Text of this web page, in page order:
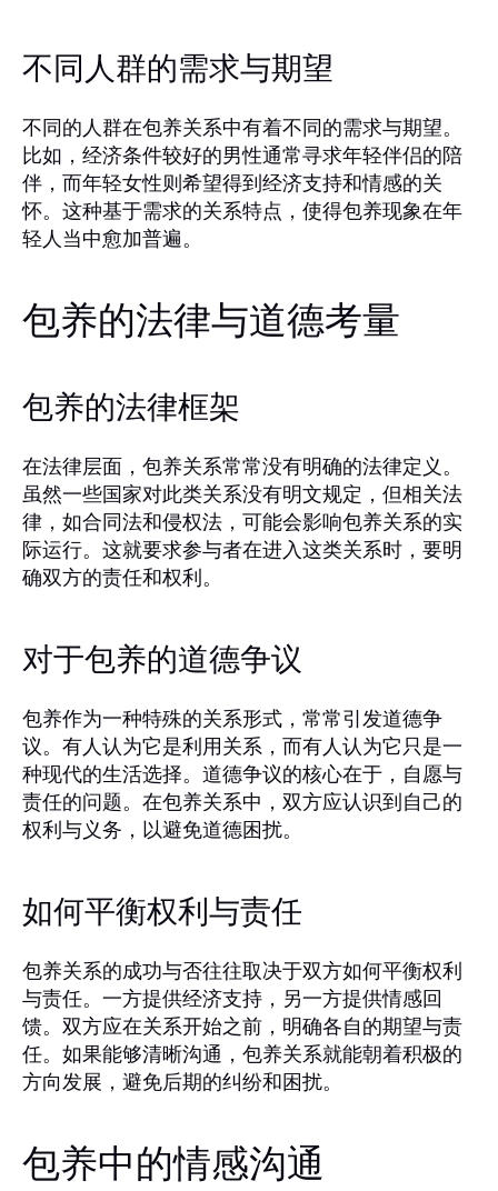
不同人群的需求与期望
不同的人群在包养关系中有着不同的需求与期望。
比如，经济条件较好的男性通常寻求年轻伴侣的陪
伴，而年轻女性则希望得到经济支持和情感的关
怀。这种基于需求的关系特点，使得包养现象在年
轻人当中愈加普遍。
包养的法律与道德考量
包养的法律框架
在法律层面，包养关系常常没有明确的法律定义。
虽然一些国家对此类关系没有明文规定，但相关法
律，如合同法和侵权法，可能会影响包养关系的实
际运行。这就要求参与者在进入这类关系时，要明
确双方的责任和权利。
对于包养的道德争议
包养作为一种特殊的关系形式，常常引发道德争
议。有人认为它是利用关系，而有人认为它只是一
种现代的生活选择。道德争议的核心在于，自愿与
责任的问题。在包养关系中，双方应认识到自己的
权利与义务，以避免道德困扰。
如何平衡权利与责任
包养关系的成功与否往往取决于双方如何平衡权利
与责任。一方提供经济支持，另一方提供情感回
馈。双方应在关系开始之前，明确各自的期望与责
任。如果能够清晰沟通，包养关系就能朝着积极的
方向发展，避免后期的纠纷和困扰。
包养中的情感沟通